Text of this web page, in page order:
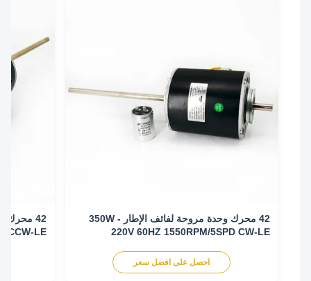
42 محرك وحدة مروحة لفائف الإطار - 350W
220V 60HZ 1550RPM/5SPD CW-LE
احصل على افضل سعر
CCW-LE